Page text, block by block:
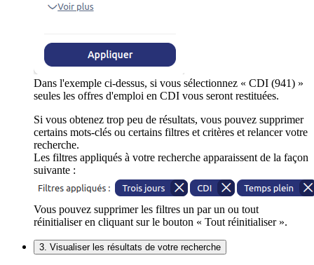
Dans l'exemple ci-dessus, si vous sélectionnez « CDI (941) »
seules les offres d'emploi en CDI vous seront restituées.
Si vous obtenez trop peu de résultats, vous pouvez supprimer
certains mots-clés ou certains filtres et critères et relancer votre
recherche.
Les filtres appliqués à votre recherche apparaissent de la façon
suivante :
Vous pouvez supprimer les filtres un par un ou tout
réinitialiser en cliquant sur le bouton « Tout réinitialiser ».
3. Visualiser les résultats de votre recherche